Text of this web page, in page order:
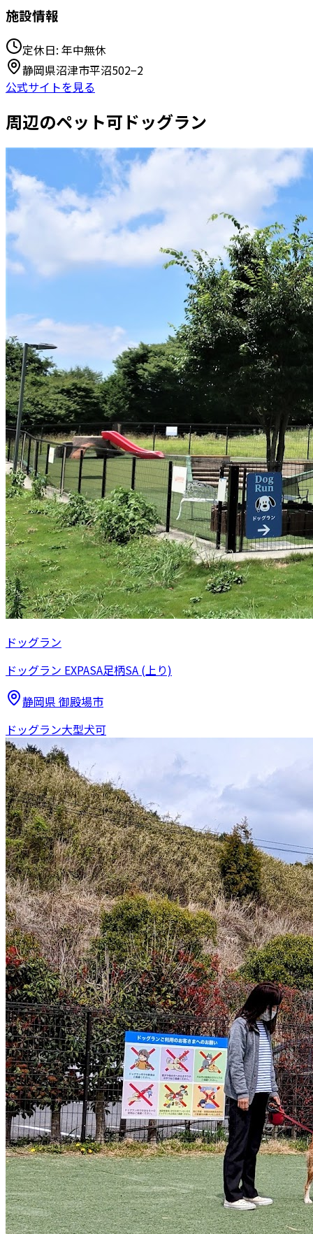
施設情報
定休日: 年中無休
静岡県沼津市平沼502−2
公式サイトを見る
周辺のペット可ドッグラン
ドッグラン
ドッグラン EXPASA足柄SA (上り)
静岡県 御殿場市
ドッグラン大型犬可